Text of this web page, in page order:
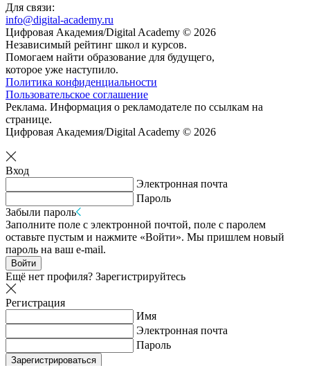
Для связи:
info@digital-academy.ru
Цифровая Академия/Digital Academy © 2026
Независимый рейтинг школ и курсов.
Помогаем найти образование для будущего,
которое уже наступило.
Политика конфиденциальности
Пользовательское соглашение
Реклама. Информация о рекламодателе по ссылкам на
странице.
Цифровая Академия/Digital Academy © 2026
Вход
Электронная почта
Пароль
Забыли пароль
Заполните поле с электронной почтой, поле с паролем
оставьте пустым и нажмите «Войти». Мы пришлем новый
пароль на ваш e-mail.
Войти
Ещё нет профиля? Зарегистрируйтесь
Регистрация
Имя
Электронная почта
Пароль
Зарегистрироваться